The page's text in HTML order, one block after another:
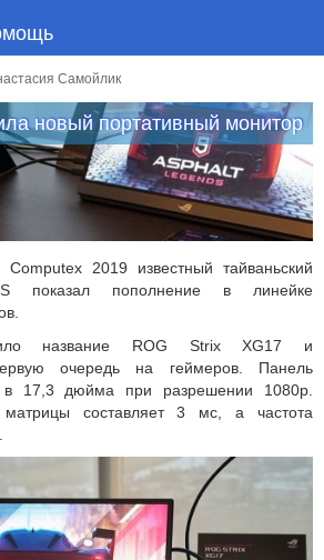
Самойлик
новый портативный монитор
2019 известный тайваньский
показал пополнение в линейке
название ROG Strix XG17 и
очередь на геймеров. Панель
в 17,3 дюйма при разрешении 1080р.
составляет 3 мс, а частота